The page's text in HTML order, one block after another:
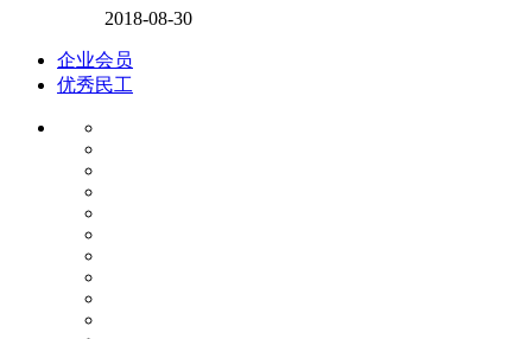
2018-08-30
企业会员
优秀民工